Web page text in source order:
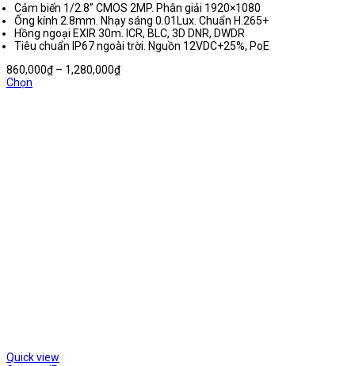
Cảm biến 1/2.8” CMOS 2MP. Phân giải 1920×1080
Ống kính 2.8mm. Nhạy sáng 0.01Lux. Chuẩn H.265+
Hồng ngoại EXIR 30m. ICR, BLC, 3D DNR, DWDR
Tiêu chuẩn IP67 ngoài trời. Nguồn 12VDC+25%, PoE
860,000₫ – 1,280,000₫Khoảng
Chọn
Quick view